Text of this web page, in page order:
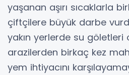
yaşanan aşırı sıcaklarla
çiftçilere büyük darbe
yakın yerlerde su göletleri
arazilerden birkaç kez
yem ihtiyacını